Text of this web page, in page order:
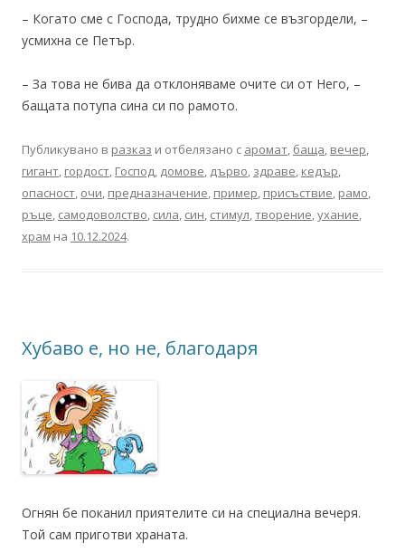
– Когато сме с Господа, трудно бихме се възгордели, –
усмихна се Петър.
– За това не бива да отклоняваме очите си от Него, –
бащата потупа сина си по рамото.
Публикувано в разказ и отбелязано с аромат, баща, вечер,
гигант, гордост, Господ, домове, дърво, здраве, кедър,
опасност, очи, предназначение, пример, присъствие, рамо,
ръце, самодоволство, сила, син, стимул,творение,ухание,
храм на 10.12.2024.
Хубаво е, но не, благодаря
Огнян бе поканил приятелите си на специална вечеря.
Той сам приготви храната.